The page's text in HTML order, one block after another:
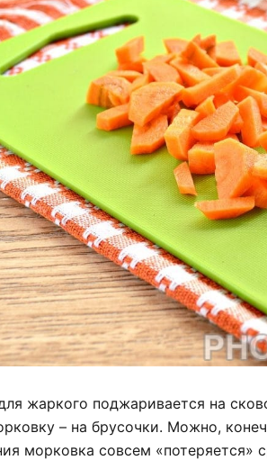
жаркого поджаривается на
– на брусочки. Можно,
морковка совсем «потеряется»